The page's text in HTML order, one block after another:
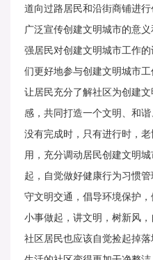
道向过路居民和沿街商铺进
广泛宣传创建文明城市的意
强居民对创建文明城市工作的
们更好地参与创建文明城市
让居民充分了解社区为创建
感，共同打造一个文明、和谐
没有完成时，只有进行时，
用，充分调动居民创建文明
起，自觉做好健康行为习惯
守文明交通，倡导环境保护
小事做起，讲文明，树新风，
社区居民也应该自觉捡起掉